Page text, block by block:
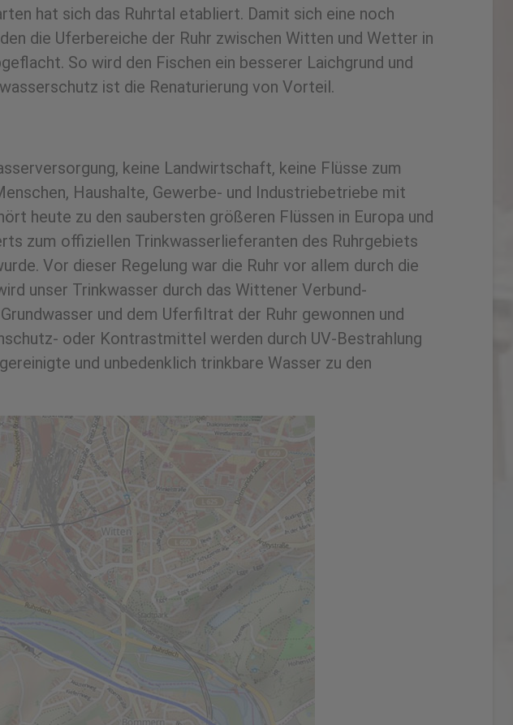
hat sich das Ruhrtal etabliert. Damit sich eine noch
die Uferbereiche der Ruhr zwischen Witten und Wetter in
So wird den Fischen ein besserer Laichgrund und
ist die Renaturierung von Vorteil.
keine Landwirtschaft, keine Flüsse zum
Haushalte, Gewerbe- und Industriebetriebe mit
heute zu den saubersten größeren Flüssen in Europa und
zum offiziellen Trinkwasserlieferanten des Ruhrgebiets
Vor dieser Regelung war die Ruhr vor allem durch die
unser Trinkwasser durch das Wittener Verbund-
und dem Uferfiltrat der Ruhr gewonnen und
oder Kontrastmittel werden durch UV-Bestrahlung
und unbedenklich trinkbare Wasser zu den